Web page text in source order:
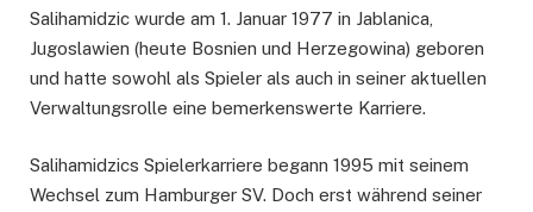
Salihamidzic wurde am 1. Januar 1977 in Jablanica,
Jugoslawien (heute Bosnien und Herzegowina) geboren
und hatte sowohl als Spieler als auch in seiner aktuellen
Verwaltungsrolle eine bemerkenswerte Karriere.
Salihamidzics Spielerkarriere begann 1995 mit seinem
Wechsel zum Hamburger SV. Doch erst während seiner